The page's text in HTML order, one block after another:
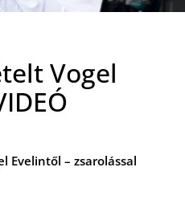
Vogel
Evelintől – zsarolással